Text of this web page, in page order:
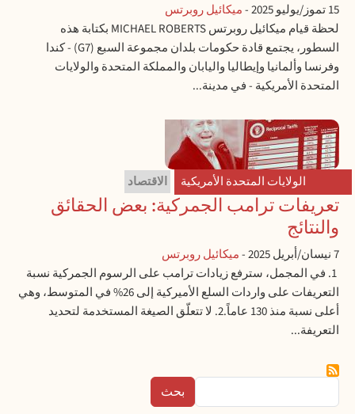
15 تموز/يوليو 2025 -ميكائيل روبرتس
لحظة قيام ميكائيل روبرتس MICHAEL ROBERTS بكتابة هذه
السطور، يجتمع قادة حكومات بلدان مجموعة السبع (G7) - كندا
وفرنسا وألمانيا وإيطاليا واليابان والمملكة المتحدة والولايات
المتحدة الأمريكية - في مدينة...
الولايات المتحدة الأمريكية الاقتصاد
تعريفات ترامب الجمركية: بعض الحقائق
والنتائج
7 نيسان/أبريل 2025 -ميكائيل روبرتس
1. في المجمل، سترفع زيادات ترامب على الرسوم الجمركية نسبة
التعريفات على واردات السلع الأميركية إلى 26% في المتوسط، وهي
أعلى نسبة منذ 130 عاماً.2. لا تتعلّق الصيغة المستخدمة لتحديد
التعريفة...